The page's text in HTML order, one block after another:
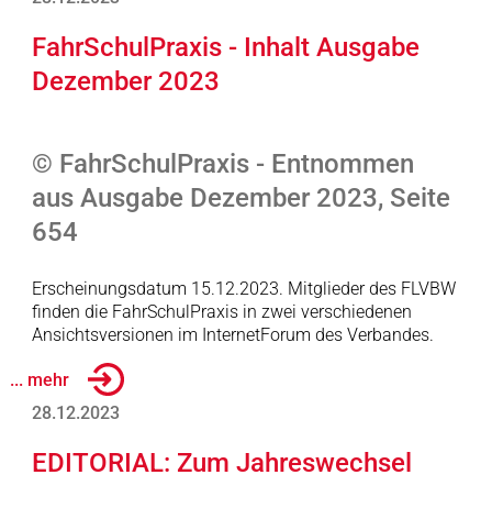
FahrSchulPraxis - Inhalt Ausgabe
Dezember 2023
© FahrSchulPraxis - Entnommen
aus Ausgabe Dezember 2023, Seite
654
Erscheinungsdatum 15.12.2023. Mitglieder des FLVBW
finden die FahrSchulPraxis in zwei verschiedenen
Ansichtsversionen im InternetForum des Verbandes.
... mehr
28.12.2023
EDITORIAL: Zum Jahreswechsel